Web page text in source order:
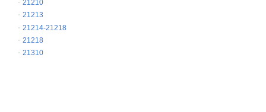
21210
21213
21214-21218
21218
21310